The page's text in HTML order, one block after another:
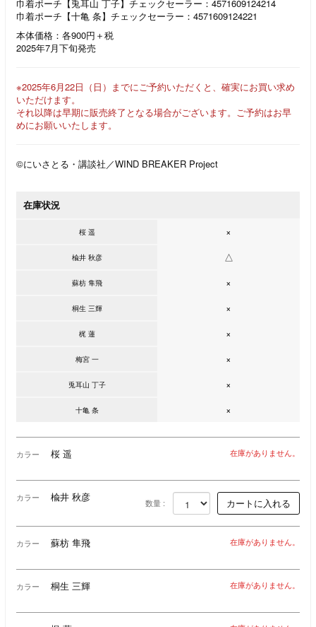
巾着ポーチ【兎耳山 丁子】チェックセーラー：4571609124214
巾着ポーチ【十亀 条】チェックセーラー：4571609124221
本体価格：各900円＋税
2025年7月下旬発売
※2025年6月22日（日）までにご予約いただくと、確実にお買い求め
いただけます。
それ以降は早期に販売終了となる場合がございます。ご予約はお早
めにお願いいたします。
©にいさとる・講談社／WIND BREAKER Project
在庫状況
桜 遥 ×
楡井 秋彦 △
蘇枋 隼飛 ×
桐生 三輝 ×
梶 蓮 ×
梅宮 一 ×
兎耳山 丁子 ×
十亀 条 ×
カラー 桜 遥 在庫がありません。
カラー 楡井 秋彦 数量 :
カラー 蘇枋 隼飛 在庫がありません。
カラー 桐生 三輝 在庫がありません。